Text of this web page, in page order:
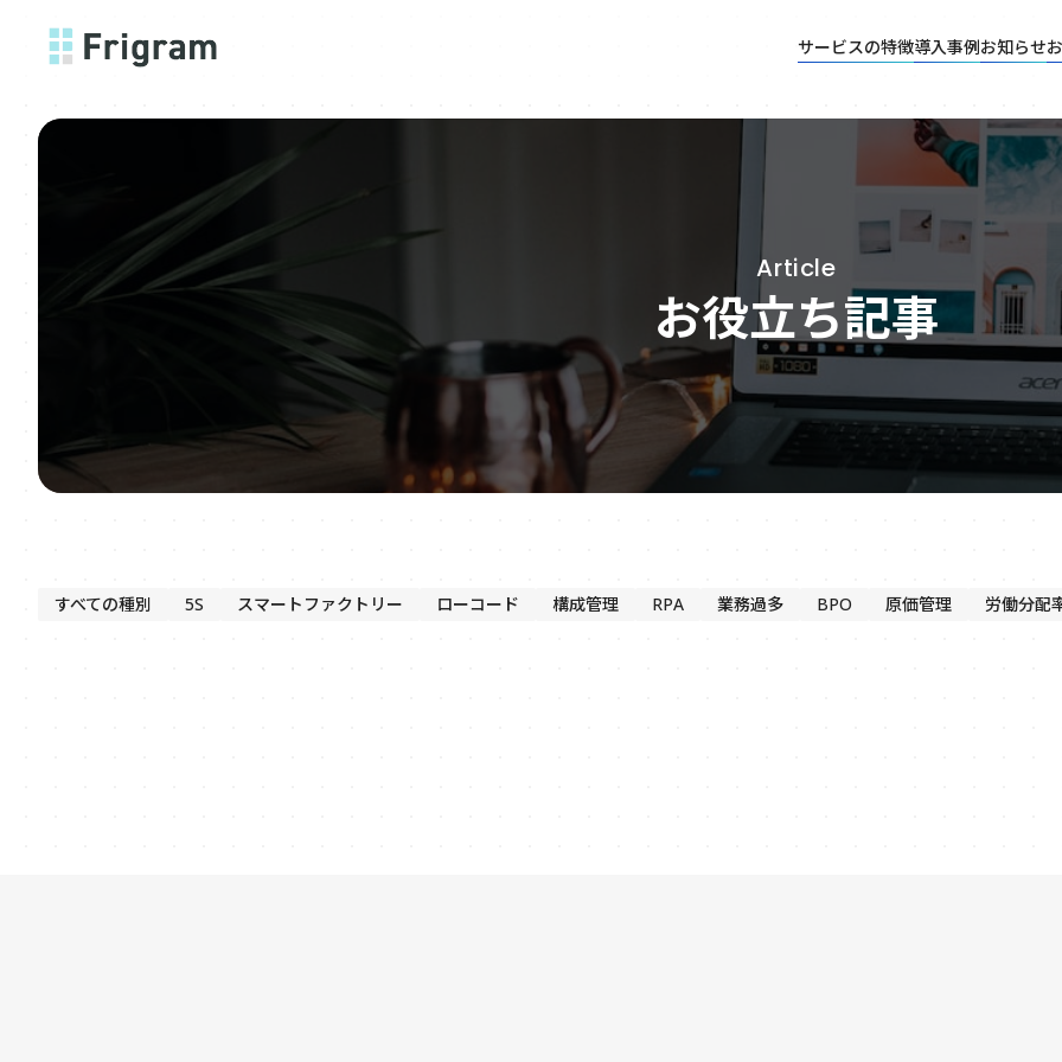
サービスの特徴導入事例お知らせ
Article
お役立ち記事
すべての種別 5S スマートファクトリー ローコード 構成管理 RPA 業務過多 BPO 原価管理 労働分配